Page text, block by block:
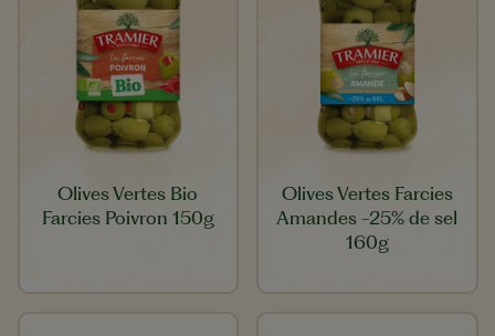
Olives Vertes Bio
Farcies Poivron 150g
Olives Vertes Farcies
Amandes -25% de sel
160g